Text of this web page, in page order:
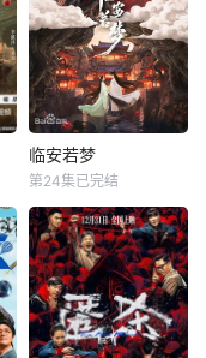
业合伙人白靓靓设
计构陷，因‘药物成
瘾’袭击母亲，被家
人强制送进了心康
治疗中心接受治
疗，而白靓靓靠卖
掉两人创办的公
司，成为历森集团
情、爱情、事业悉
数从她的
临安若梦
白川
出品公司：中视天
鸿 开机时间：
7月末
临安若梦
第24集已完结